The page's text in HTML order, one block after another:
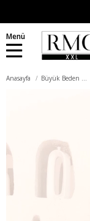
Menü
Anasayfa Büyük Beden Dış Giyim